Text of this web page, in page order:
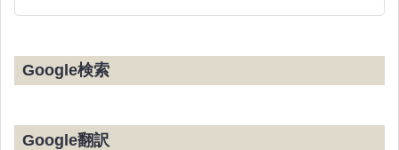
Google検索
Google翻訳